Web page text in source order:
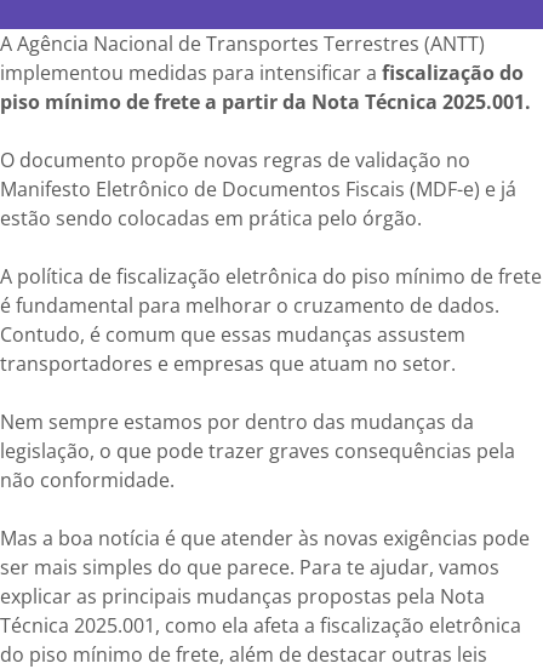
A Agência Nacional de Transportes Terrestres (ANTT)
implementou medidas para intensificar a fiscalização do
piso mínimo de frete a partir da Nota Técnica 2025.001.
O documento propõe novas regras de validação no
Manifesto Eletrônico de Documentos Fiscais (MDF-e) e já
estão sendo colocadas em prática pelo órgão.
A política de fiscalização eletrônica do piso mínimo de frete
é fundamental para melhorar o cruzamento de dados.
Contudo, é comum que essas mudanças assustem
transportadores e empresas que atuam no setor.
Nem sempre estamos por dentro das mudanças da
legislação, o que pode trazer graves consequências pela
não conformidade.
Mas a boa notícia é que atender às novas exigências pode
ser mais simples do que parece. Para te ajudar, vamos
explicar as principais mudanças propostas pela Nota
Técnica 2025.001, como ela afeta a fiscalização eletrônica
do piso mínimo de frete, além de destacar outras leis